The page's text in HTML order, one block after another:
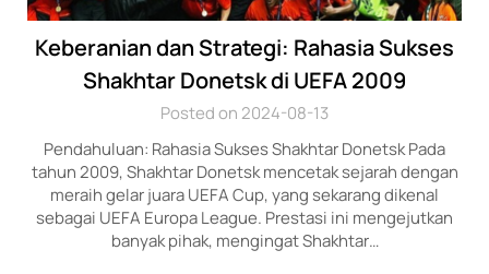
Keberanian dan Strategi: Rahasia Sukses
Shakhtar Donetsk di UEFA 2009
Posted on 2024-08-13
Pendahuluan: Rahasia Sukses Shakhtar Donetsk Pada
tahun 2009, Shakhtar Donetsk mencetak sejarah dengan
meraih gelar juara UEFA Cup, yang sekarang dikenal
sebagai UEFA Europa League. Prestasi ini mengejutkan
banyak pihak, mengingat Shakhtar…